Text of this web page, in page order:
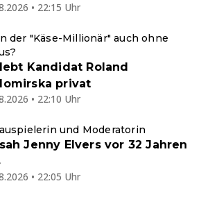
• 22:15 Uhr
der "Käse-Millionär" auch ohne
Kandidat Roland
privat
• 22:10 Uhr
und Moderatorin
Jenny Elvers vor 32 Jahren
• 22:05 Uhr